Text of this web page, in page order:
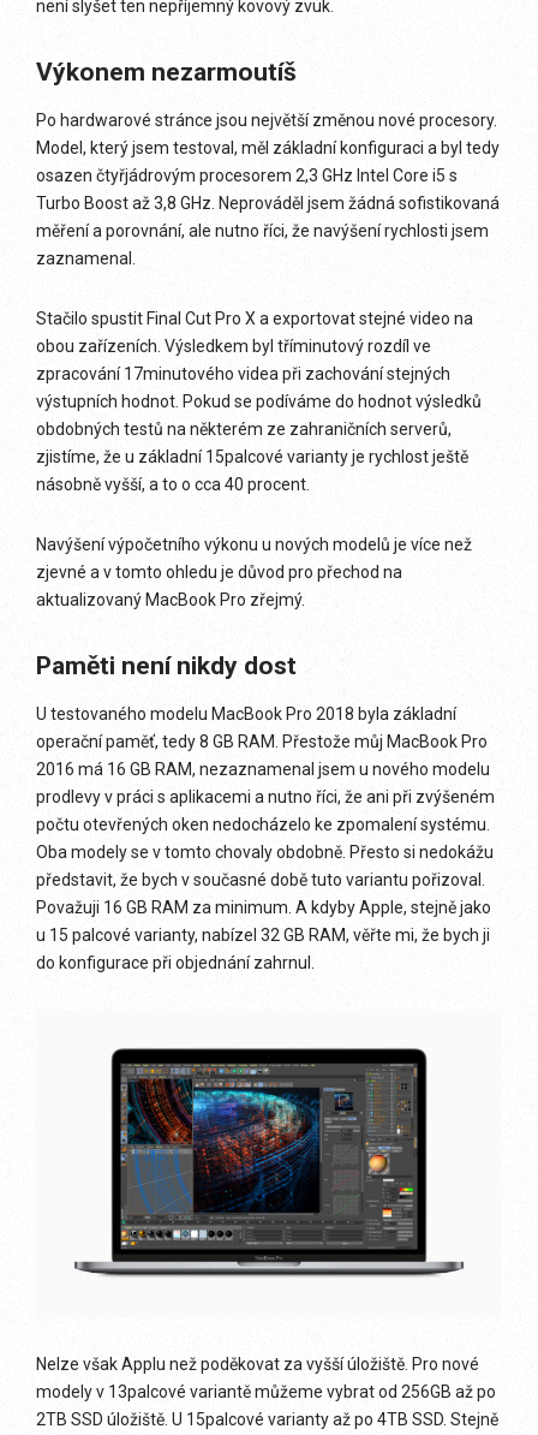
není slyšet ten nepříjemný kovový zvuk.
Výkonem nezarmoutíš
Po hardwarové stránce jsou největší změnou nové procesory.
Model, který jsem testoval, měl základní konfiguraci a byl tedy
osazen čtyřjádrovým procesorem 2,3 GHz Intel Core i5 s
Turbo Boost až 3,8 GHz. Neprováděl jsem žádná sofistikovaná
měření a porovnání, ale nutno říci, že navýšení rychlosti jsem
zaznamenal.
Stačilo spustit Final Cut Pro X a exportovat stejné video na
obou zařízeních. Výsledkem byl tříminutový rozdíl ve
zpracování 17minutového videa při zachování stejných
výstupních hodnot. Pokud se podíváme do hodnot výsledků
obdobných testů na některém ze zahraničních serverů,
zjistíme, že u základní 15palcové varianty je rychlost ještě
násobně vyšší, a to o cca 40 procent.
Navýšení výpočetního výkonu u nových modelů je více než
zjevné a v tomto ohledu je důvod pro přechod na
aktualizovaný MacBook Pro zřejmý.
Paměti není nikdy dost
U testovaného modelu MacBook Pro 2018 byla základní
operační paměť, tedy 8 GB RAM. Přestože můj MacBook Pro
2016 má 16 GB RAM, nezaznamenal jsem u nového modelu
prodlevy v práci s aplikacemi a nutno říci, že ani při zvýšeném
počtu otevřených oken nedocházelo ke zpomalení systému.
Oba modely se v tomto chovaly obdobně. Přesto si nedokážu
představit, že bych v současné době tuto variantu pořizoval.
Považuji 16 GB RAM za minimum. A kdyby Apple, stejně jako
u 15 palcové varianty, nabízel 32 GB RAM, věřte mi, že bych ji
do konfigurace při objednání zahrnul.
Nelze však Applu než poděkovat za vyšší úložiště. Pro nové
modely v 13palcové variantě můžeme vybrat od 256GB až po
2TB SSD úložiště. U 15palcové varianty až po 4TB SSD. Stejně